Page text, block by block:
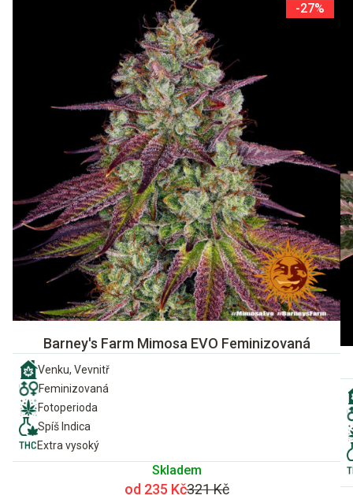
-27%
Barney's Farm Mimosa EVO Feminizovaná
Venku, Vevnitř
Feminizovaná
Fotoperioda
Spíš Indica
Extra vysoký
Skladem
od 235 Kč321 Kč